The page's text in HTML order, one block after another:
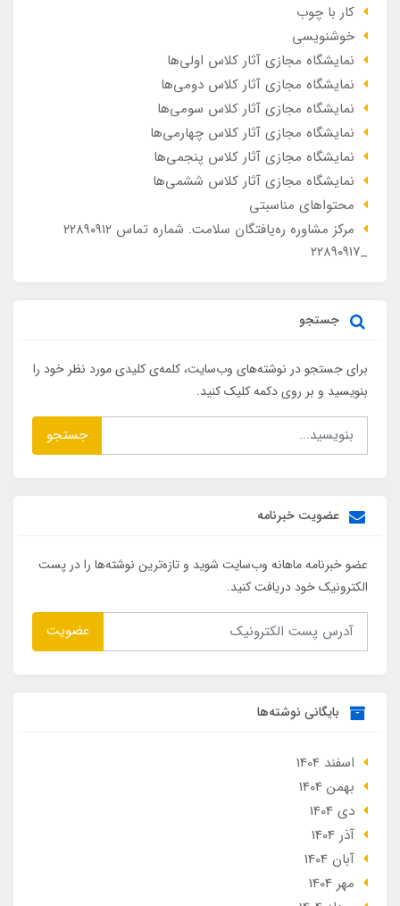
کار با چوب
خوشنویسی
نمایشگاه مجازی آثار کلاس اولی‌ها
نمایشگاه مجازی آثار کلاس دومی‌ها
نمایشگاه مجازی آثار کلاس سومی‌ها
نمایشگاه مجازی آثار کلاس چهارمی‌ها
نمایشگاه مجازی آثار کلاس پنجمی‌ها
نمایشگاه مجازی آثار کلاس ششمی‌ها
محتواهای مناسبتی
مرکز مشاوره ره‌یافتگان سلامت. شماره تماس ۲۲۸۹۰۹۱۲
_۲۲۸۹۰۹۱۷
جستجو
برای جستجو در نوشته‌های وب‌سایت، کلمه‌ی کلیدی مورد نظر خود را
بنویسید و بر روی دکمه کلیک کنید.
جستجو
عضویت خبرنامه
عضو خبرنامه ماهانه وب‌سایت شوید و تازه‌ترین نوشته‌ها را در پست
الکترونیک خود دریافت کنید.
عضویت
بایگانی نوشته‌ها
اسفند 1404
بهمن 1404
دی 1404
آذر 1404
آبان 1404
مهر 1404